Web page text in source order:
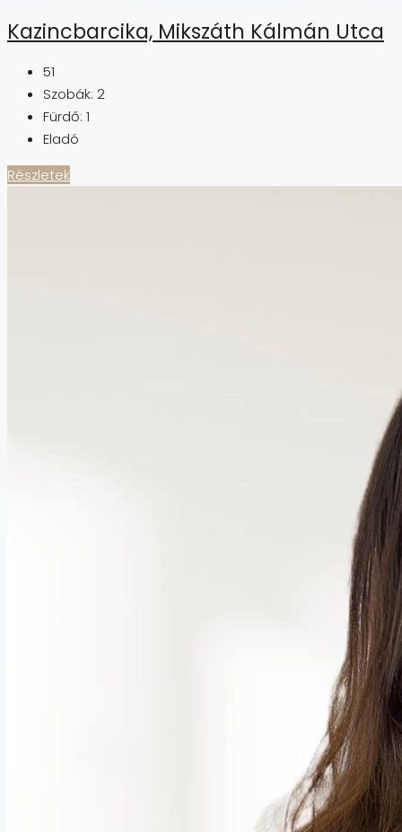
Kazincbarcika, Mikszáth Kálmán Utca
51
Szobák: 2
Fürdő: 1
Eladó
Részletek